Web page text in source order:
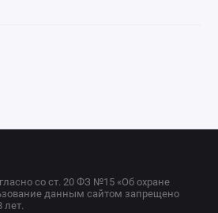
со ст. 20 ФЗ №15 «Об охране
данным сайтом запрещено
лет.